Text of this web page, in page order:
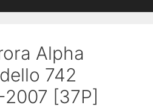
Alpha
742
[37P]